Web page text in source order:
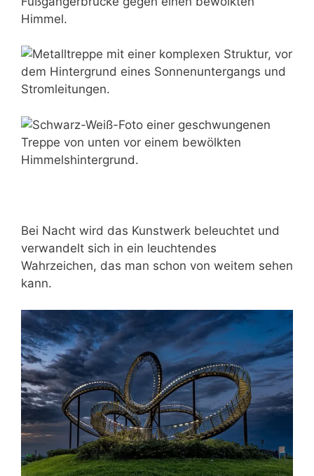
Bei Nacht wird das Kunstwerk beleuchtet und
verwandelt sich in ein leuchtendes
Wahrzeichen, das man schon von weitem sehen
kann.